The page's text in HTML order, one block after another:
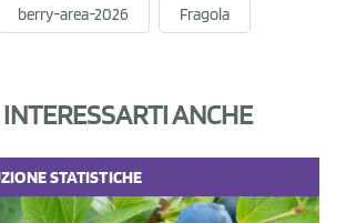
berry-area-2026 Fragola
ANCHE
STATISTICHE